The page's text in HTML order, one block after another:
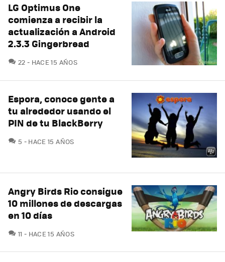
LG Optimus One
comienza a recibir la
actualización a Android
2.3.3 Gingerbread
22 COMENTARIOS
HACE 15 AÑOS
Espora, conoce gente a
tu alrededor usando el
PIN de tu BlackBerry
5 COMENTARIOS
HACE 15 AÑOS
Angry Birds Rio consigue
10 millones de descargas
en 10 días
11 COMENTARIOS
HACE 15 AÑOS